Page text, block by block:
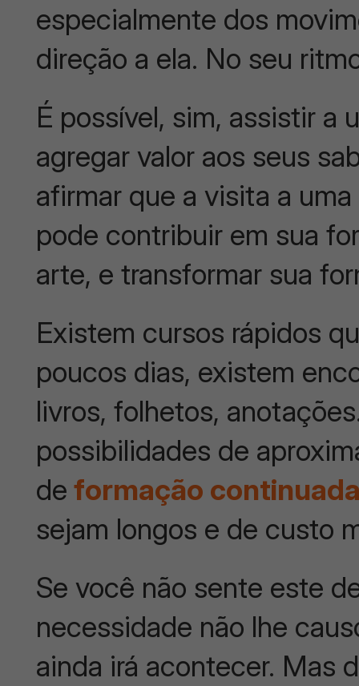
especialmente dos
direção a ela. No seu
É possível, sim, assistir a
agregar valor aos seus
afirmar que a visita a uma
pode contribuir em sua
arte, e transformar sua
Existem cursos rápidos
poucos dias, existem
livros, folhetos,
possibilidades de
de formação
sejam longos e de custo
Se você não sente este
necessidade não lhe
ainda irá acontecer. Mas